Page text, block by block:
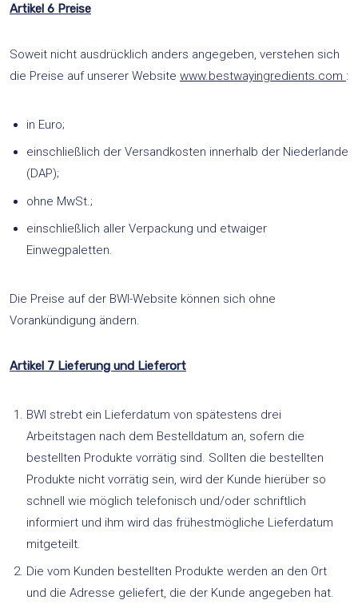
Artikel 6 Preise
Soweit nicht ausdrücklich anders angegeben, verstehen sich
die Preise auf unserer Website www.bestwayingredients.com :
in Euro;
einschließlich der Versandkosten innerhalb der Niederlande
(DAP);
ohne MwSt.;
einschließlich aller Verpackung und etwaiger
Einwegpaletten.
Die Preise auf der BWI-Website können sich ohne
Vorankündigung ändern.
Artikel 7 Lieferung und Lieferort
BWI strebt ein Lieferdatum von spätestens drei
Arbeitstagen nach dem Bestelldatum an, sofern die
bestellten Produkte vorrätig sind. Sollten die bestellten
Produkte nicht vorrätig sein, wird der Kunde hierüber so
schnell wie möglich telefonisch und/oder schriftlich
informiert und ihm wird das frühestmögliche Lieferdatum
mitgeteilt.
Die vom Kunden bestellten Produkte werden an den Ort
und die Adresse geliefert, die der Kunde angegeben hat.